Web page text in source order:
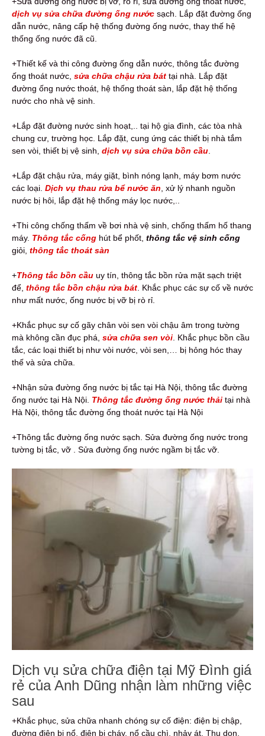
dịch vụ sửa chữa đường ống nước sạch. Lắp đặt đường ống
dẫn nước, nâng cấp hệ thống đường ống nước, thay thế hệ
thống ống nước đã cũ.
+Thiết kế và thi công đường ống dẫn nước, thông tắc đường
ống thoát nước, sửa chữa chậu rửa bát tại nhà. Lắp đặt
đường ống nước thoát, hệ thống thoát sàn, lắp đặt hệ thống
nước cho nhà vệ sinh.
+Lắp đặt đường nước sinh hoạt,.. tại hộ gia đình, các tòa nhà
chung cư, trường học. Lắp đặt, cung ứng các thiết bị nhà tắm
sen vòi, thiết bị vệ sinh, dịch vụ sửa chữa bồn cầu
+Lắp đặt chậu rửa, máy giặt, bình nóng lạnh, máy bơm nước
các loại. Dịch vụ thau rửa bể nước ăn , xử lý nhanh nguồn
nước bị hôi, lắp đặt hệ thống máy lọc nước,..
+Thi công chống thấm về bơi nhà vệ sinh, chống thấm hố thang
máy. Thông tắc cống hút bể phốt, thông tắc vệ sinh cống
giỏi, thông tắc thoát sàn
+Thông tắc bồn cầu uy tín, thông tắc bồn rửa mặt sạch triệt
để, thông tắc bồn chậu rửa bát . Khắc phục các sự cố về nước
như mất nước, ống nước bị vỡ bị rò rỉ.
+Khắc phục sự cố gãy chân vòi sen vòi chậu âm trong tường
mà không cần đục phá, sửa chữa sen vòi . Khắc phục bồn cầu
tắc, các loại thiết bị như vòi nước, vòi sen,… bị hỏng hóc thay
thế và sửa chữa.
+Nhận sửa đường ống nước bị tắc tại Hà Nội, thông tắc đường
ống nước tại Hà Nội. Thông tắc đường ống nước thải tại nhà
Hà Nội, thông tắc đường ống thoát nước tại Hà Nội
+Thông tắc đường ống nước sạch. Sửa đường ống nước trong
tường bị tắc, vỡ . Sửa đường ống nước ngầm bị tắc vỡ.
Dịch vụ sửa chữa điện tại Mỹ Đình giá
rẻ của Anh Dũng nhận làm những việc
sau
+Khắc phục, sửa chữa nhanh chóng sự cố điện: điện bị chập,
đường điện bị nổ, điện bị cháy, nổ cầu chì, nhảy át. Thu dọn,